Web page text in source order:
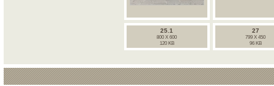
25.1
800 X 600
120 KB
27
799 X 450
96 KB